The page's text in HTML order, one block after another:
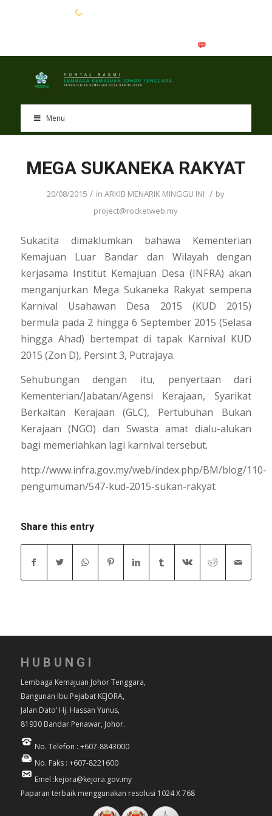
Menu
MEGA SUKANEKA RAKYAT
20/08/2015 / inARKIB MENARIK MINGGU INI / by
project@rocketweb.my
Sukacita dimaklumkan bahawa Kementerian
Kemajuan Luar Bandar dan Wilayah dengan
kerjasama Institut Kemajuan Desa (INFRA) akan
menganjurkan Mega Sukaneka Rakyat sempena
Karnival Usahawan Desa 2015 (KUD 2015)
bermula pada 2 hingga 6 September 2015 (Selasa
hingga Ahad) bertempat di tapak Karnival KUD
2015 (Zon D), Persint 3, Putrajaya.
Sehubungan dengan itu, penyertaan dari
Kementerian/Jabatan/Agensi Kerajaan, Syarikat
Berkaitan Kerajaan (GLC), Pertubuhan Bukan
Kerajaan (NGO) dan Swasta amat dialu-alukan
bagi memeriahkan lagi karnival tersebut.
http://www.infra.gov.my/web/index.php/BM/blog/110-
pengumuman/547-kud-2015-sukan-rakyat
Share this entry
HUBUNGI
Lembaga Kemajuan Johor Tenggara,
Bangunan Ibu Pejabat KEJORA,
Jalan Dato’ Hj. Hassan Yunus,
81930 Bandar Penawar, Johor.
No. Telefon : +607-8843000
No. Faks : +607-8221600
Emel :kejora@kejora.gov.my
Paparan terbaik menggunakan resolusi 1024 X 768